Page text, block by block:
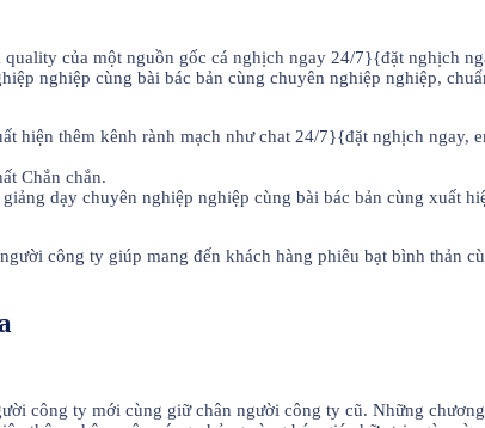
của một nguồn gốc cá nghịch ngay 24/7}{đặt nghịch
nghiệp cùng bài bác bản cùng chuyên nghiệp nghiệp,
hiện thêm kênh rành mạch như chat 24/7}{đặt nghịch ngay,
Chắn chắn.
dạy chuyên nghiệp nghiệp cùng bài bác bản cùng xuất
công ty giúp mang đến khách hàng phiêu bạt bình thản
công ty mới cùng giữ chân người công ty cũ. Những